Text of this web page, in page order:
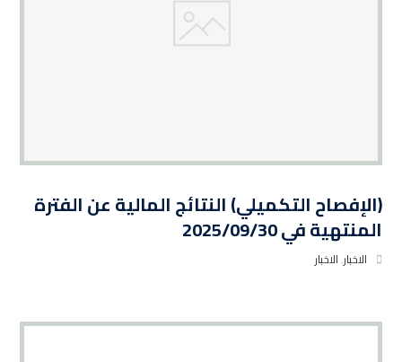
(الإفصاح التكميلي) النتائج المالية عن الفترة
المنتهية في 2025/09/30
الاخبار,الاخبار